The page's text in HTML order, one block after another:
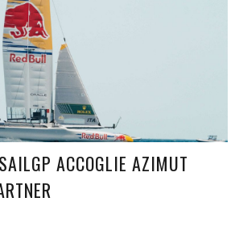
ACCOGLIE AZIMUT